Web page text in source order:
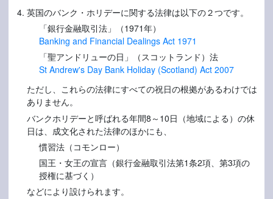
英国のバンク・ホリデーに関する法律は以下の２つです。
「銀行金融取引法」（1971年）
Banking and Financial Dealings Act 1971
「聖アンドリューの日」（スコットランド）法
St Andrew's Day Bank Holiday (Scotland) Act 2007
ただし、これらの法律にすべての祝日の根拠があるわけでは
ありません。
バンクホリデーと呼ばれる年間8～10日（地域による）の休
日は、成文化された法律のほかにも、
慣習法（コモンロー）
国王・女王の宣言（銀行金融取引法第1条2項、第3項の
授権に基づく）
などにより設けられます。